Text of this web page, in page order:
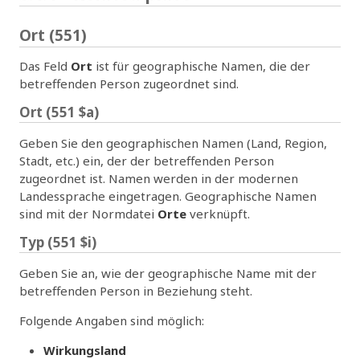
Ort (551)
Das Feld Ort ist für geographische Namen, die der
betreffenden Person zugeordnet sind.
Ort (551 $a)
Geben Sie den geographischen Namen (Land, Region,
Stadt, etc.) ein, der der betreffenden Person
zugeordnet ist. Namen werden in der modernen
Landessprache eingetragen. Geographische Namen
sind mit der Normdatei Orte verknüpft.
Typ (551 $i)
Geben Sie an, wie der geographische Name mit der
betreffenden Person in Beziehung steht.
Folgende Angaben sind möglich:
Wirkungsland